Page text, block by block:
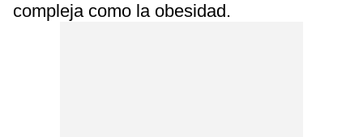
compleja como la obesidad.